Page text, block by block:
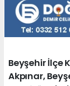
Beyşehir İlçe
Akpınar,